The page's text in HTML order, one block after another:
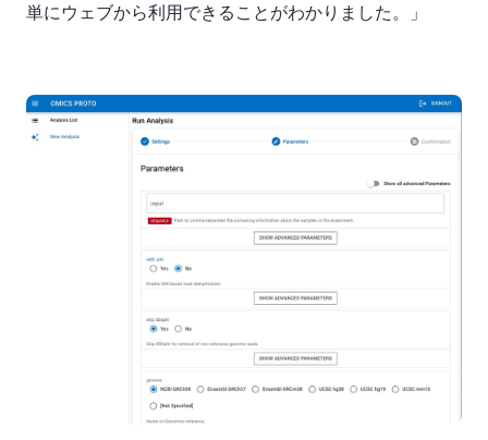
単にウェブから利用できることがわかりました。」